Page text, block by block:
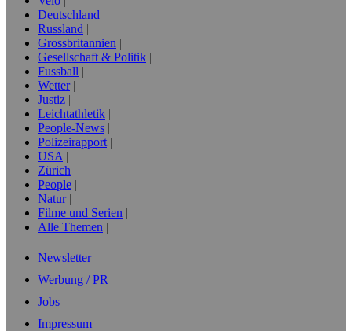
Deutschland
Russland
Grossbritannien
Gesellschaft & Politik
Fussball
Wetter
Justiz
Leichtathletik
People-News
Polizeirapport
USA
Zürich
People
Natur
Filme und Serien
Alle Themen
Newsletter
Werbung / PR
Jobs
Impressum